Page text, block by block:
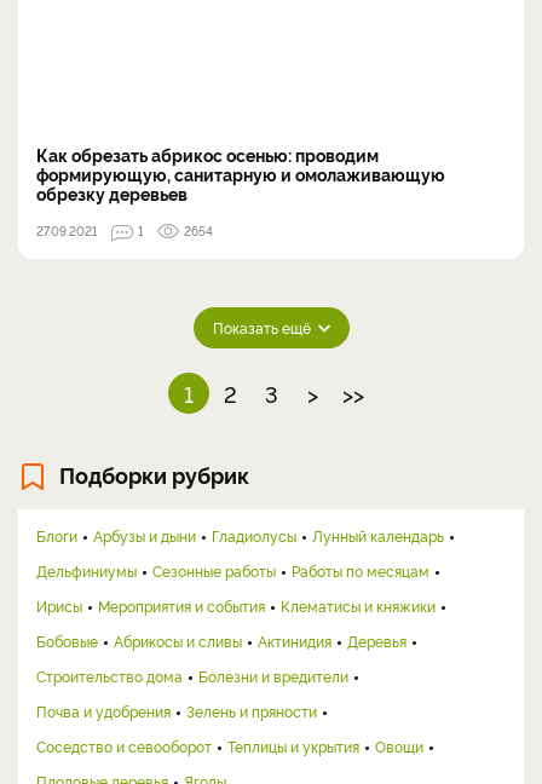
Как обрезать абрикос осенью: проводим
формирующую, санитарную и омолаживающую
обрезку деревьев
27.09.2021 1 2654
Показать ещё
1 2 3 > >>
Подборки рубрик
Блоги Арбузы и дыни Гладиолусы
Лунный календарь
Дельфиниумы
Сезонные работы
Работы по месяцам
Ирисы
Мероприятия и события
Клематисы и княжики
Бобовые
Абрикосы и сливы Актинидия
Деревья
Строительство дома
Болезни и вредители
Почва и удобрения
Зелень и пряности
Соседство и севооборот
Теплицы и укрытия
Овощи